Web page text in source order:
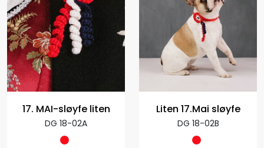
17. MAI-sløyfe liten
DG 18-02A
Liten 17.Mai sløyfe
DG 18-02B